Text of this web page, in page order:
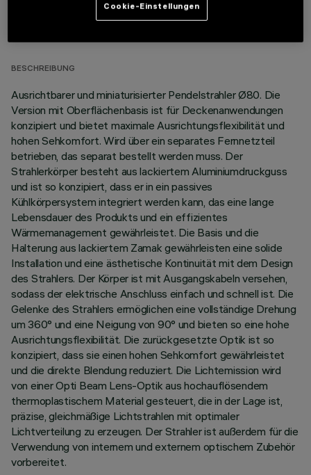
TECHNISCHE DATEN
BESCHREIBUNG
Ausrichtbarer und miniaturisierter Pendelstrahler Ø80. Die
Version mit Oberflächenbasis ist für Deckenanwendungen
konzipiert und bietet maximale Ausrichtungsflexibilität und
hohen Sehkomfort. Wird über ein separates Fernnetzteil
betrieben, das separat bestellt werden muss. Der
Strahlerkörper besteht aus lackiertem Aluminiumdruckguss
und ist so konzipiert, dass er in ein passives
Kühlkörpersystem integriert werden kann, das eine lange
Lebensdauer des Produkts und ein effizientes
Wärmemanagement gewährleistet. Die Basis und die
Halterung aus lackiertem Zamak gewährleisten eine solide
Installation und eine ästhetische Kontinuität mit dem Design
des Strahlers. Der Körper ist mit Ausgangskabeln versehen,
sodass der elektrische Anschluss einfach und schnell ist. Die
Gelenke des Strahlers ermöglichen eine vollständige Drehung
um 360° und eine Neigung von 90° und bieten so eine hohe
Ausrichtungsflexibilität. Die zurückgesetzte Optik ist so
konzipiert, dass sie einen hohen Sehkomfort gewährleistet
und die direkte Blendung reduziert. Die Lichtemission wird
von einer Opti Beam Lens-Optik aus hochauflösendem
thermoplastischem Material gesteuert, die in der Lage ist,
präzise, gleichmäßige Lichtstrahlen mit optimaler
Lichtverteilung zu erzeugen. Der Strahler ist außerdem für die
Verwendung von internem und externem optischem Zubehör
vorbereitet.
Cookie-Einstellungen